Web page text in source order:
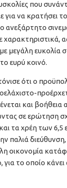
που
να κρατήσει
ανεξάρτητο
μεγάλη ευκολία
ευρύ κοινό.
ότι ο
και βοήθεια
σε ερώτηση
τα χρέη των
παλιά διεύθυνση,
οικονομία
για το οποίο